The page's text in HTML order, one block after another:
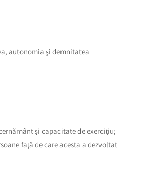
autonomia şi demnitatea
şi capacitate de exerciţiu;
faţă de care acesta a dezvoltat